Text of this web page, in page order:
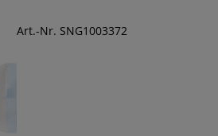
Art.-Nr. SNG1003372